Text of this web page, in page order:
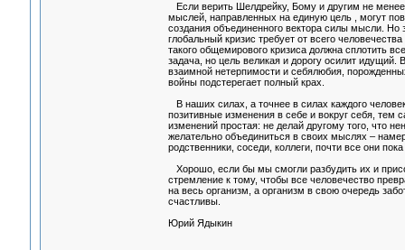
Если верить Шелдрейку, Бому и другим не
мыслей, направленных на единую цель , могут
создания объединенного вектора силы мысли. Но
глобальный кризис требует от всего
такого общемирового кризиса должна сплотить
задача, но цель великая и дорогу осилит
взаимной нетерпимости и себялюбия,
войны подстерегает полный крах.
В наших силах, а точнее в силах каждого
позитивные изменения в себе и вокруг себя,
изменений простая: не делай другому того, что
желательно объединиться в своих мыслях –
родственники, соседи, коллеги, почти все они
Хорошо, если бы мы смогли разбудить их и
стремление к тому, чтобы все человечество
на весь организм, а организм в свою очередь
счастливы.
Юрий Ядыкин